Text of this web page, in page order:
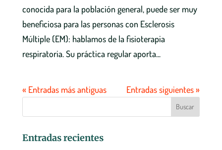
conocida para la población general, puede ser muy
beneficiosa para las personas con Esclerosis
Múltiple (EM): hablamos de la fisioterapia
respiratoria. Su práctica regular aporta...
« Entradas más antiguas Entradas siguientes »
Entradas recientes